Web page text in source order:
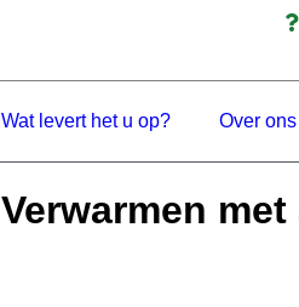
Wat levert het u op? Over ons
Verwarmen